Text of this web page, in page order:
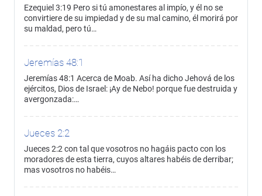
Ezequiel 3:19 Pero si tú amonestares al impío, y él no se
convirtiere de su impiedad y de su mal camino, él morirá por
su maldad, pero tú…
Jeremías 48:1
Jeremías 48:1 Acerca de Moab. Así ha dicho Jehová de los
ejércitos, Dios de Israel: ¡Ay de Nebo! porque fue destruida y
avergonzada:…
Jueces 2:2
Jueces 2:2 con tal que vosotros no hagáis pacto con los
moradores de esta tierra, cuyos altares habéis de derribar;
mas vosotros no habéis…